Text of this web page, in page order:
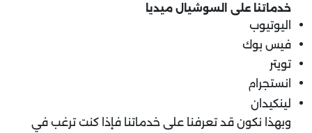
خدماتنا على السوشيال ميديا
اليوتيوب
فيس بوك
تويتر
انستجرام
لينكيدان
وبهذا نكون قد تعرفنا على خدماتنا فإذا كنت ترغب في